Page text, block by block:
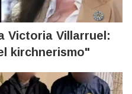
Victoria Villarruel:
kirchnerismo"